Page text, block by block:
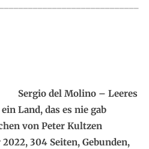
Sergio del Molino – Leeres
Land, das es nie gab
von Peter Kultzen
304 Seiten, Gebunden,